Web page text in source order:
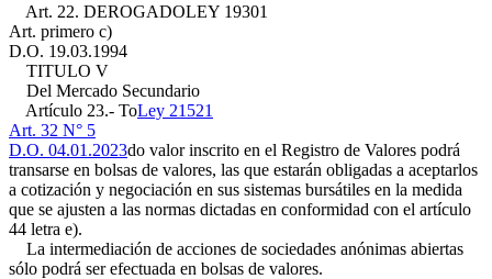
Art. 22. DEROGADOLEY 19301
Art. primero c)
D.O. 19.03.1994
TITULO V
Del Mercado Secundario
Artículo 23.- ToLey 21521
Art. 32 N° 5
D.O. 04.01.2023do valor inscrito en el Registro de Valores podrá
transarse en bolsas de valores, las que estarán obligadas a aceptarlos
a cotización y negociación en sus sistemas bursátiles en la medida
que se ajusten a las normas dictadas en conformidad con el artículo
44 letra e).
La intermediación de acciones de sociedades anónimas abiertas
sólo podrá ser efectuada en bolsas de valores.